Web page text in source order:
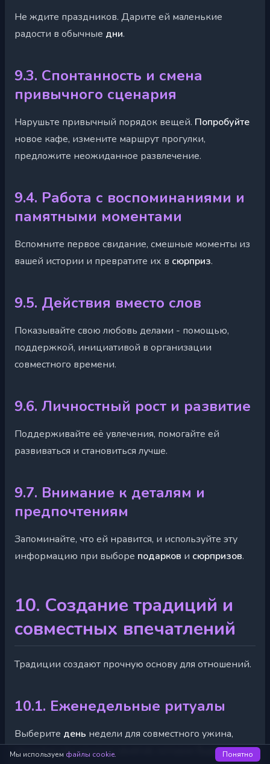
Мы используем файлы cookie. Понятно
Не ждите праздников. Дарите ей маленькие
радости в обычные дни.
9.3. Спонтанность и смена
привычного сценария
Нарушьте привычный порядок вещей. Попробуйте
новое кафе, измените маршрут прогулки,
предложите неожиданное развлечение.
9.4. Работа с воспоминаниями и
памятными моментами
Вспомните первое свидание, смешные моменты из
вашей истории и превратите их в сюрприз.
9.5. Действия вместо слов
Показывайте свою любовь делами - помощью,
поддержкой, инициативой в организации
совместного времени.
9.6. Личностный рост и развитие
Поддерживайте её увлечения, помогайте ей
развиваться и становиться лучше.
9.7. Внимание к деталям и
предпочтениям
Запоминайте, что ей нравится, и используйте эту
информацию при выборе подарков и сюрпризов.
10. Создание традиций и
совместных впечатлений
Традиции создают прочную основу для отношений.
10.1. Еженедельные ритуалы
Выберите день недели для совместного ужина,
прогулки или другого занятия, которое будет только